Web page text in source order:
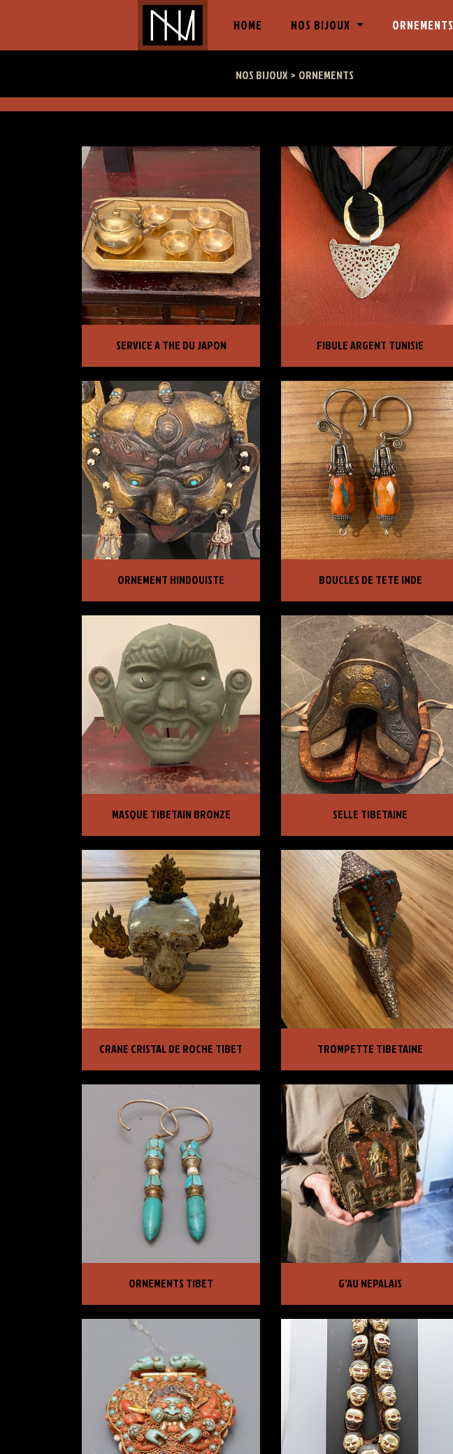
HOME (CURRENT)
NOS BIJOUX ORNEMENTS
NOS BIJOUX ORNEMENTS
SERVICE A THE DU JAPON
PRIX :1 650,00 €
SERVICE A THE DU JAPON FIBULE ARGENT TUNISIE
PRIX :420,00 €
FIBULE ARGENT TUNISIE
ORNEMENT HINDOUISTE
PRIX :4 500,00 €
ORNEMENT HINDOUISTE BOUCLES DE TETE INDE
PRIX :1 395,00 €
BOUCLES DE TETE INDE
MASQUE TIBETAIN BRONZE
PRIX :3 120,00 €
MASQUE TIBETAIN BRONZE SELLE TIBETAINE
PRIX :6 500,00 €
SELLE TIBETAINE
CRANE CRISTAL DE ROCHE TIBET
PRIX :3 950,00 €
CRANE CRISTAL DE ROCHE TIBET TROMPETTE TIBETAINE
PRIX :3 500,00 €
TROMPETTE TIBETAINE
ORNEMENTS TIBET
PRIX :1 250,00 €
ORNEMENTS TIBET G'AU NEPALAIS
PRIX :3 950,00 €
G'AU NEPALAIS